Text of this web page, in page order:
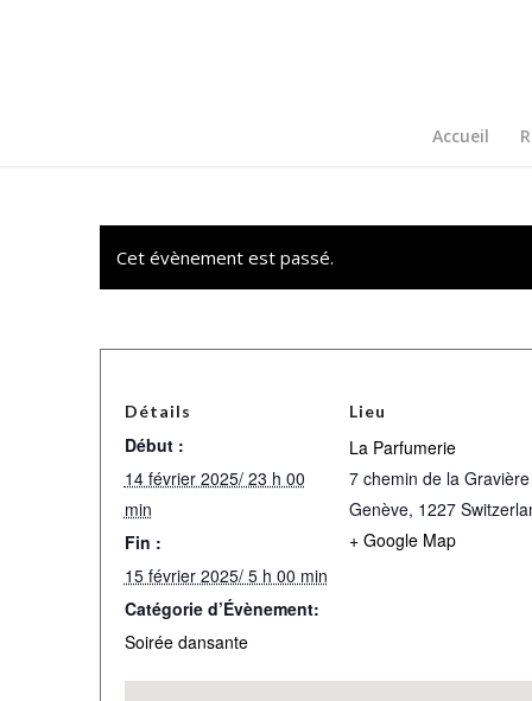
Accueil
Cet évènement est passé.
Détails
Début :
14 février 2025/ 23 h 00
min
Fin :
15 février 2025/ 5 h 00 min
Catégorie d’Évènement:
Soirée dansante
Lieu
La Parfumerie
7 chemin de la Gravière
Genève, 1227
+ Google Map